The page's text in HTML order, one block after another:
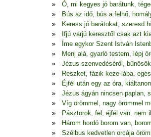
Ó, mi kegyes jó barátunk,
Bús az idő, bús a felhő,
Keress jó barátokat, szeresd
Ifjú varjú keresztől csak azt
Íme egykor Szent István
Menj alá, gyarló testem, lépj
Jézus szenvedéséről,
Reszket, fázik keze-lába,
Éjfél után egy az óra,
Jézus ágyán nincsen paplan,
Víg örömmel, nagy örömmel
Pásztorok, fel, éjfél van, nem
Három hordó borom van,
Szélbus kedvetlen orcája